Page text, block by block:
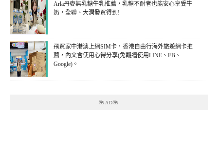
Arla丹麥無乳糖牛乳推薦，乳糖不耐者也能安心享受牛
奶，全聯、大潤發買得到!
飛買家中港澳上網SIM卡，香港自由行海外旅遊網卡推
薦，內文含使用心得分享(免翻牆使用LINE、FB、
Google)。
🌺AD🌺